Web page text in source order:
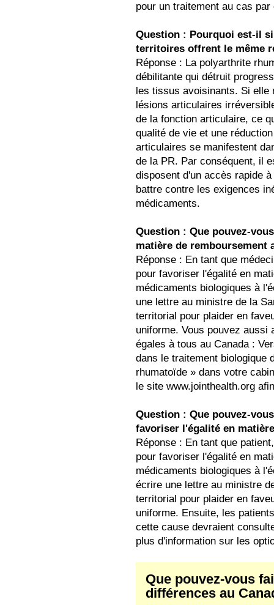
pour un traitement au cas
Question : Pourquoi est-il
territoires offrent le même
Réponse : La polyarthrite
débilitante qui détruit
les tissus avoisinants. Si elle
lésions articulaires
de la fonction articulaire, ce
qualité de vie et une
articulaires se manifestent
de la PR. Par conséquent, il
disposent d'un accès rapide
battre contre les exigences
médicaments.
Question : Que pouvez-
matière de remboursement
Réponse : En tant que
pour favoriser l'égalité en
médicaments biologiques à
une lettre au ministre de la
territorial pour plaider en
uniforme. Vous pouvez aussi
égales à tous au Canada :
dans le traitement biologique
rhumatoïde » dans votre
le site www.jointhealth.org
Question : Que pouvez-
favoriser l'égalité en
Réponse : En tant que
pour favoriser l'égalité en
médicaments biologiques à
écrire une lettre au ministre
territorial pour plaider en
uniforme. Ensuite, les
cette cause devraient
plus d'information sur les
Que pouvez-vous
différences au